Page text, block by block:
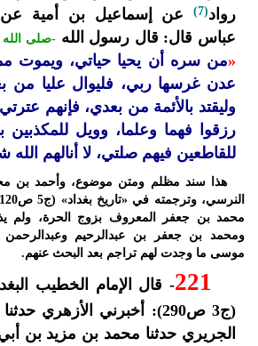
رواد(7)
عن إسماعيل بن أمية
عباس قال: قال رسول الله -صلى
«من سره أن يحيا حياتي، ويموت
عدن غرسها ربي، فليوال عليا من
وليقتد بالأئمة من بعدي، فإنهم
رزقوا فهما وعلما، وويل
للقاطعين فيهم صلتي، لا أنالهم الله
هذا سند مظلم ومتن موضوع، وأحمد بن
محمد بن جعفر المعروف بزوج الحرة، ولم
ومحمد بن جعفر بن عبدالرحيم
موسى ما وجدت لهم تراجم بعد البحث عنهم.
221- قال الإمام الخطيب
(ج3 ص290): أخبرني الأزهري
الجريري حدثنا محمد بن مزيد بن